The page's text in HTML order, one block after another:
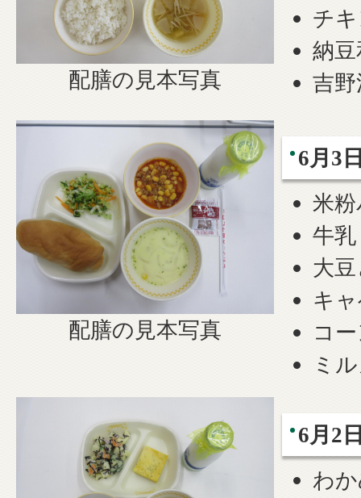
配膳の見本写真
チ
納
吉野
配膳の見本写真
6月3
米
牛乳
大
キ
コ
ミ
6月2
わ